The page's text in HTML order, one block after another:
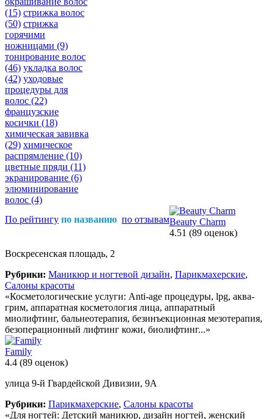
(15) стрижка волос
(50) стрижка
горячими
ножницами (9)
тонирование волос
(46) укладка волос
(42) уходовые
процедуры для
волос (22)
французские
косички (18)
химическая завивка
(29) химическое
распрямление (10)
цветные пряди (11)
экранирование (6)
элюминирование
волос (4)
По рейтингу по названию по отзывамBeauty Charm
4.51 (89 оценок)
Воскресенская площадь, 2
Рубрики: Маникюр и ногтевой дизайн, Парикмахерские,
Салоны красоты
«Косметологические услуги: Anti-age процедуры, lpg, аква-
грим, аппаратная косметология лица, аппаратный
миолифтинг, бальнеотерапия, безинъекционная мезотерапия,
безоперационный лифтинг кожи, биолифтинг...»
Family
4.4 (89 оценок)
улица 9-й Гвардейской Дивизии, 9А
Рубрики: Парикмахерские, Салоны красоты
«Для ногтей: Детский маникюр, дизайн ногтей, женский